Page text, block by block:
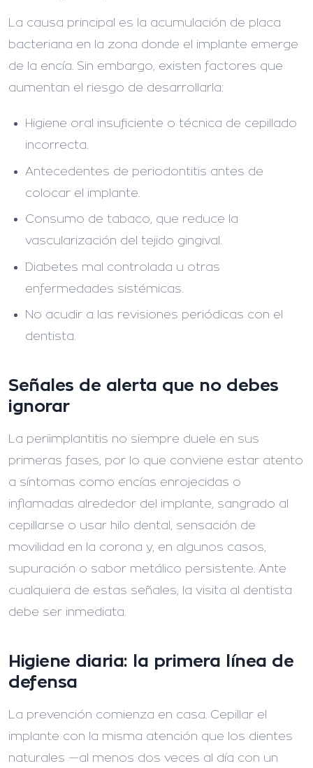
La causa principal es la acumulación de placa
bacteriana en la zona donde el implante emerge
de la encía. Sin embargo, existen factores que
aumentan el riesgo de desarrollarla:
Higiene oral insuficiente o técnica de cepillado
incorrecta.
Antecedentes de periodontitis antes de
colocar el implante.
Consumo de tabaco, que reduce la
vascularización del tejido gingival.
Diabetes mal controlada u otras
enfermedades sistémicas.
No acudir a las revisiones periódicas con el
dentista.
Señales de alerta que no debes
ignorar
La periimplantitis no siempre duele en sus
primeras fases, por lo que conviene estar atento
a síntomas como encías enrojecidas o
inflamadas alrededor del implante, sangrado al
cepillarse o usar hilo dental, sensación de
movilidad en la corona y, en algunos casos,
supuración o sabor metálico persistente. Ante
cualquiera de estas señales, la visita al dentista
debe ser inmediata.
Higiene diaria: la primera línea de
defensa
La prevención comienza en casa. Cepillar el
implante con la misma atención que los dientes
naturales —al menos dos veces al día con un